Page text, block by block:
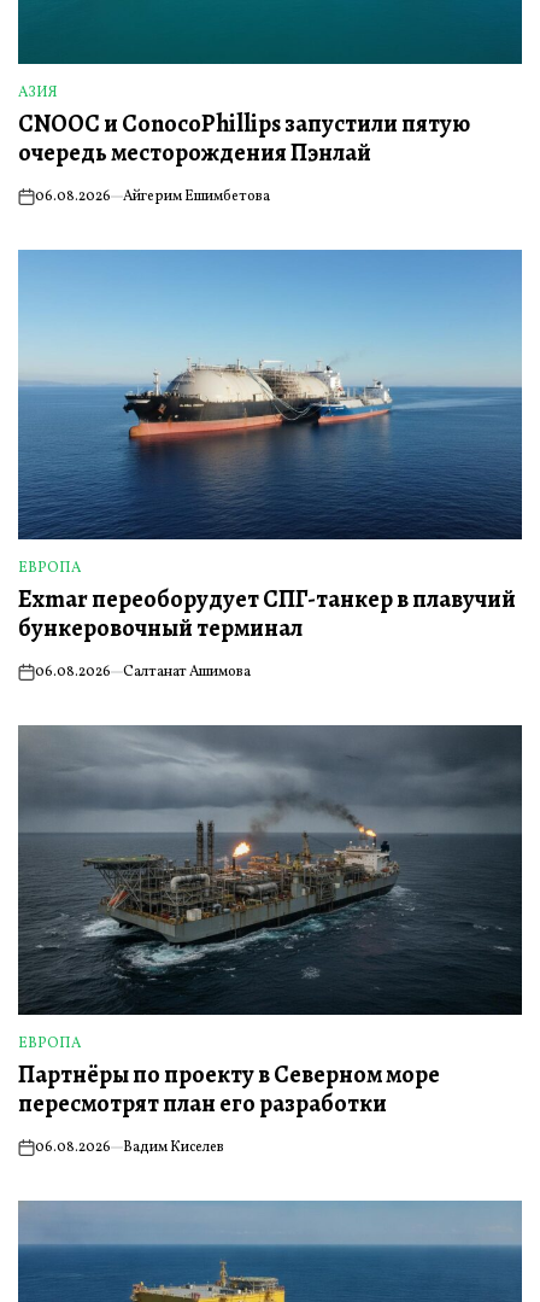
ОПУБЛИКОВАНО
В
АЗИЯ
CNOOC и ConocoPhillips запустили пятую
очередь месторождения Пэнлай
on06.08.2026 Айгерим Ешимбетова
ОПУБЛИКОВАНО
В
ЕВРОПА
Exmar переоборудует СПГ-танкер в плавучий
бункеровочный терминал
on06.08.2026 Салтанат Ашимова
ОПУБЛИКОВАНО
В
ЕВРОПА
Партнёры по проекту в Северном море
пересмотрят план его разработки
on06.08.2026 Вадим Киселев